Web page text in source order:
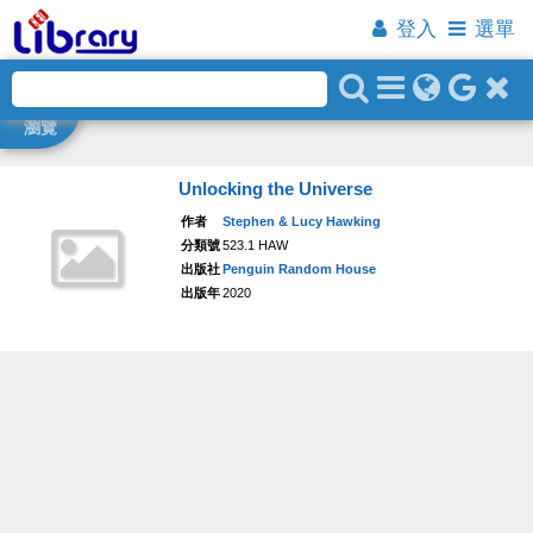
登入 選單
瀏覽
Unlocking the Universe
作者
Stephen & Lucy Hawking
分類號523.1 HAW
出版社Penguin Random House
出版年2020